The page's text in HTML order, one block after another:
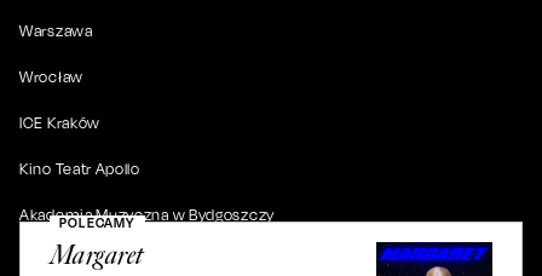
POLECAMY
Margaret
Warszawa
Wrocław
ICE Kraków
Kino Teatr Apollo
Akademia Muzyczna w Bydgoszczy